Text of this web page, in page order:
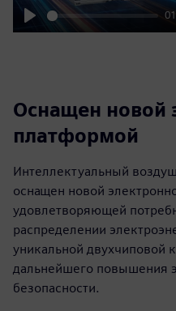
Play
Оснащен новой
платформой
Интеллектуальный
оснащен новой
удовлетворяющей
распределении
уникальной двухчиповой
дальнейшего повышения
безопасности.